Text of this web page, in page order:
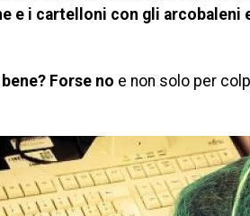
e i cartelloni con gli arcobaleni
Forse no e non solo per